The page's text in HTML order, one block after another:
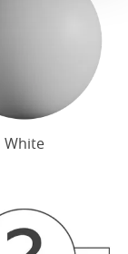
White